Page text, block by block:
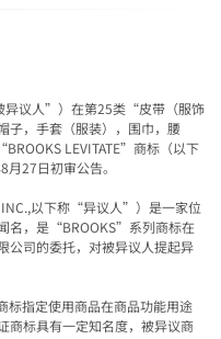
异议人” ）在第25类 “皮带（服饰
子，手套（服装），围巾，腰
“BROOKS LEVITATE” 商标（以下
8月27日初审公告。
以下称 “异议人” ）是一家位
名，是 “BROOKS” 系列商标在
公司的委托，对被异议人提起异
标指定使用商品在商品功能用途
商标具有一定知名度，被异议商